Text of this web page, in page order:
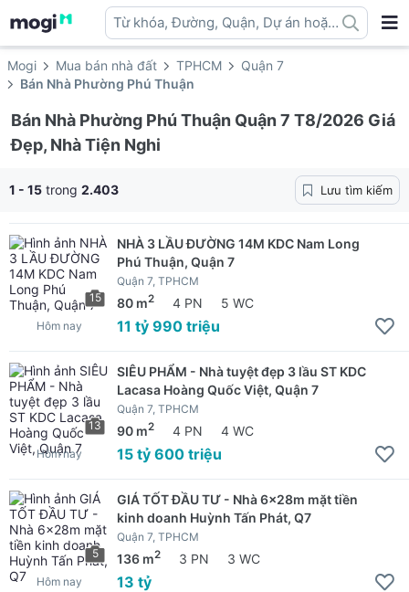
Từ khóa, Đường, Quận, Dự án hoặc
địa danh ...
Mogi Mua bán nhà đất TPHCM
Quận 7
Bán Nhà Phường Phú Thuận
Bán Nhà Phường Phú Thuận Quận 7 T8/2026 Giá
Đẹp, Nhà Tiện Nghi
1 - 15 trong 2.403 Lưu tìm kiếm
15
NHÀ 3 LẦU ĐƯỜNG 14M KDC Nam Long
Phú Thuận, Quận 7
Quận 7, TPHCM
80 m2 4 PN 5 WC
11 tỷ 990 triệu
Hôm nay
13
SIÊU PHẨM - Nhà tuyệt đẹp 3 lầu ST KDC
Lacasa Hoàng Quốc Việt, Quận 7
Quận 7, TPHCM
90 m2 4 PN 4 WC
15 tỷ 600 triệu
Hôm nay
5
GIÁ TỐT ĐẦU TƯ - Nhà 6x28m mặt tiền
kinh doanh Huỳnh Tấn Phát, Q7
Quận 7, TPHCM
136 m2 3 PN 3 WC
13 tỷ
Hôm nay